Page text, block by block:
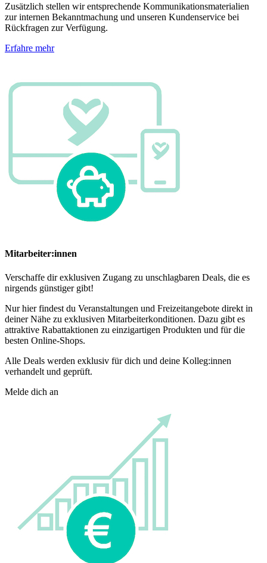
Zusätzlich stellen wir entsprechende Kommunikationsmaterialien
zur internen Bekanntmachung und unseren Kundenservice bei
Rückfragen zur Verfügung.
Erfahre mehr
Mitarbeiter:innen
Verschaffe dir exklusiven Zugang zu unschlagbaren Deals, die es
nirgends günstiger gibt!
Nur hier findest du Veranstaltungen und Freizeitangebote direkt in
deiner Nähe zu exklusiven Mitarbeiterkonditionen. Dazu gibt es
attraktive Rabattaktionen zu einzigartigen Produkten und für die
besten Online-Shops.
Alle Deals werden exklusiv für dich und deine Kolleg:innen
verhandelt und geprüft.
Melde dich an